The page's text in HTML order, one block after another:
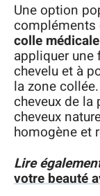
Une option
compléments
colle médicale
appliquer une
chevelu et à
la zone
cheveux de la
cheveux
homogène et
Lire
votre beauté